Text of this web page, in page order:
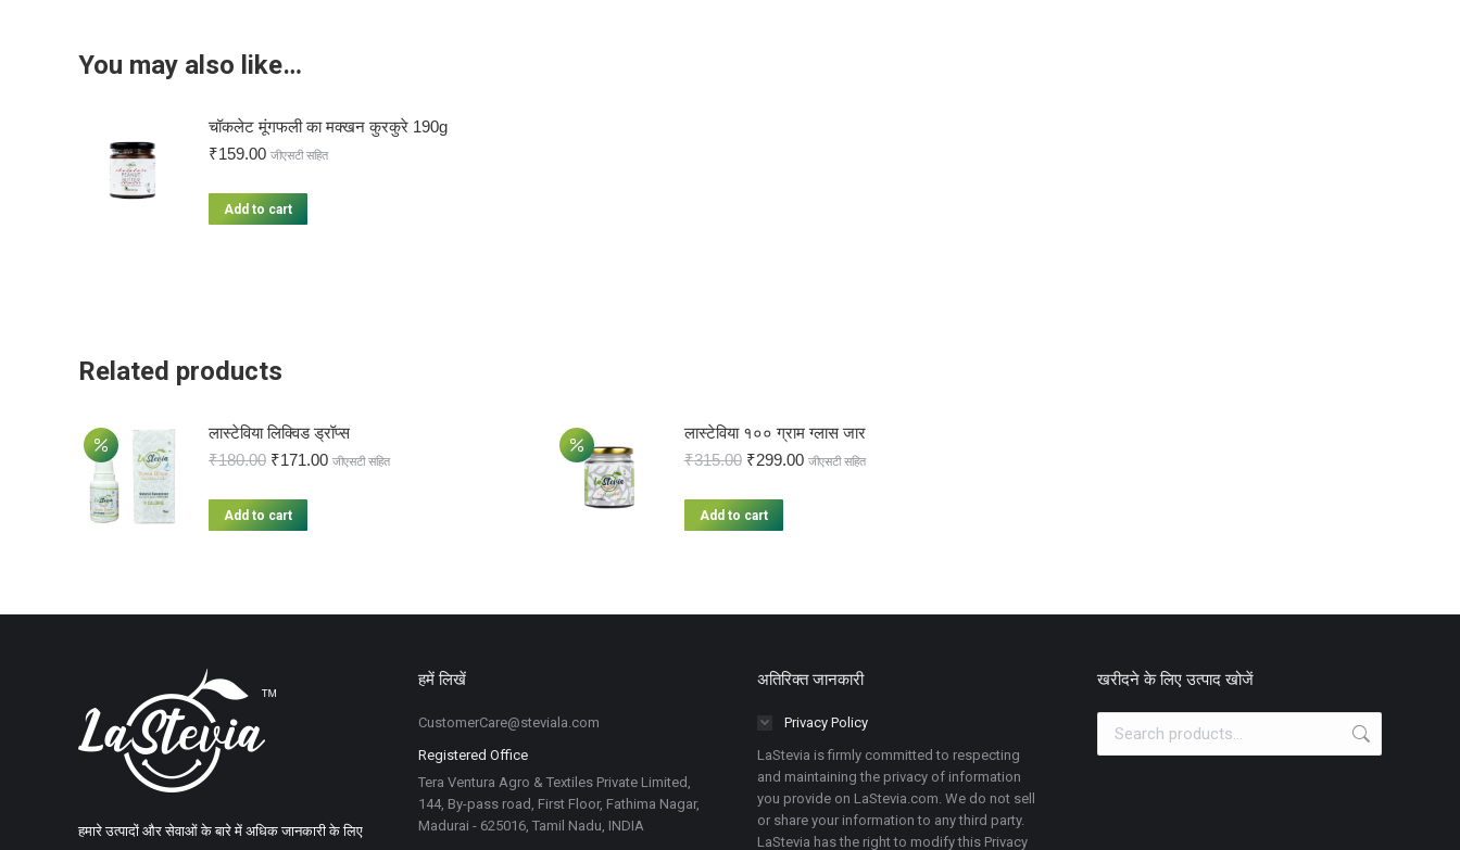
You may also like…
चॉकलेट मूंगफली का मक्खन कुरकुरे 190g
₹159.00 जीएसटी सहित
Add to cart
Related products
लास्टेविया लिक्विड ड्रॉप्स
₹180.00 ₹171.00 जीएसटी सहित
Add to cart
लास्टेविया १०० ग्राम ग्लास जार
₹315.00 ₹299.00 जीएसटी सहित
Add to cart
हमारे उत्पादों और सेवाओं के बारे में अधिक जानकारी के लिए
हमें लिखें
CustomerCare@steviala.com
Registered Office
Tera Ventura Agro & Textiles Private Limited,
144, By-pass road, First Floor, Fathima Nagar,
Madurai - 625016, Tamil Nadu, INDIA
अतिरिक्त जानकारी
Privacy Policy
LaStevia is firmly committed to respecting
and maintaining the privacy of information
you provide on LaStevia.com. We do not sell
or share your information to any third party.
LaStevia has the right to modify this Privacy
खरीदने के लिए उत्पाद खोजें